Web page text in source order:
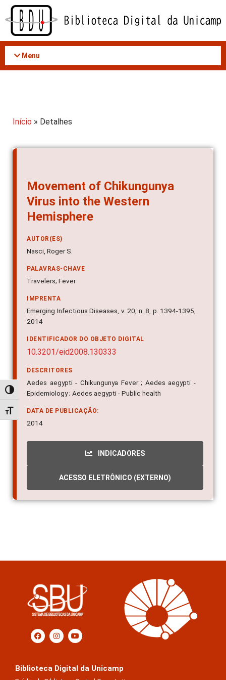
Acessar
conteúdo
Alternar alto contraste
Alternar tamanho da fonte
Menu
Início » Detalhes
Movement of Chikungunya
Virus into the Western
Hemisphere
AUTOR(ES)
Nasci, Roger S.
PALAVRAS-CHAVE
Travelers; Fever
IMPRENTA
Emerging Infectious Diseases, v. 20, n. 8, p. 1394-1395,
2014
IDENTIFICADOR DO OBJETO DIGITAL
10.3201/eid2008.130333
DESCRITORES
Aedes aegypti - Chikungunya Fever ; Aedes aegypti -
Epidemiology ; Aedes aegypti - Public health
DATA DE PUBLICAÇÃO:
2014
INDICADORES
ACESSO ELETRÔNICO (EXTERNO)
Biblioteca Digital da Unicamp